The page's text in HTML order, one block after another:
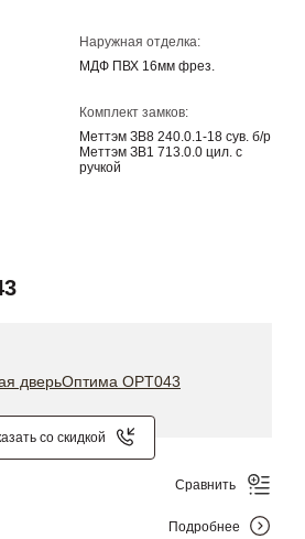
Наружная отделка:
МДФ ПВХ 16мм фрез.
Комплект замков:
Меттэм ЗВ8 240.0.1-18 сув. б/р
Меттэм ЗВ1 713.0.0 цил. с
ручкой
со скидкой
Сравнить
Подробнее